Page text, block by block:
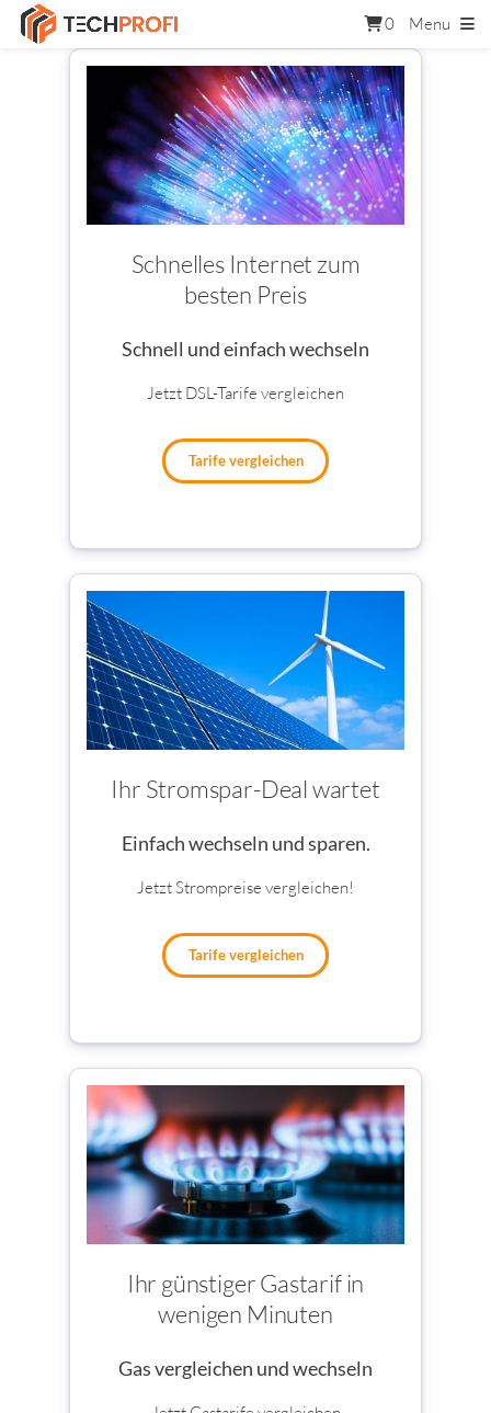
0 Menu
Schnelles Internet zum
besten Preis
Schnell und einfach wechseln
Jetzt DSL-Tarife vergleichen
Tarife vergleichen
Ihr Stromspar-Deal wartet
Einfach wechseln und sparen.
Jetzt Strompreise vergleichen!
Tarife vergleichen
Ihr günstiger Gastarif in
wenigen Minuten
Gas vergleichen und wechseln